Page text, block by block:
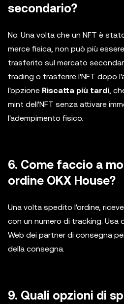
secondario?
No. Una volta che un NFT è
merce fisica, non può più
trasferito sul mercato
trading o trasferire l'NFT dopo
l'opzione Riscatta più tardi,
mint dell'NFT senza attivare
l'adempimento fisico.
6. Come faccio a
ordine OKX House?
Una volta spedito l'ordine,
con un numero di tracking. Usa
Web dei partner di consegna
della consegna.
9. Quali opzioni di